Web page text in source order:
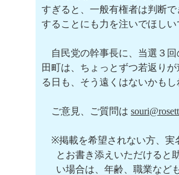
すぎると、一般有権者は判断
することにも力を注いでほしい
自民党の幹事長に、当選３回
田町は、ちょっとずつ若返り
る日も、そう遠くはないかも
ご意見、ご質問は
※掲載を希望されない方、実
とお書き添えいただけると
い場合は、年齢、職業など